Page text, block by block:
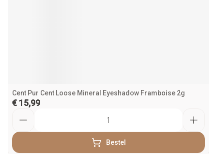
Cent Pur Cent Loose Mineral Eyeshadow Framboise 2g
€ 15,99
Bestel